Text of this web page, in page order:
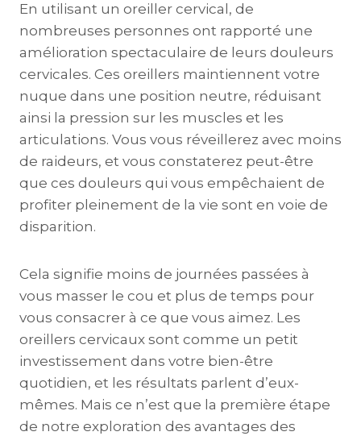
En utilisant un oreiller cervical, de
nombreuses personnes ont rapporté une
amélioration spectaculaire de leurs douleurs
cervicales. Ces oreillers maintiennent votre
nuque dans une position neutre, réduisant
ainsi la pression sur les muscles et les
articulations. Vous vous réveillerez avec moins
de raideurs, et vous constaterez peut-être
que ces douleurs qui vous empêchaient de
profiter pleinement de la vie sont en voie de
disparition.
Cela signifie moins de journées passées à
vous masser le cou et plus de temps pour
vous consacrer à ce que vous aimez. Les
oreillers cervicaux sont comme un petit
investissement dans votre bien-être
quotidien, et les résultats parlent d’eux-
mêmes. Mais ce n’est que la première étape
de notre exploration des avantages des